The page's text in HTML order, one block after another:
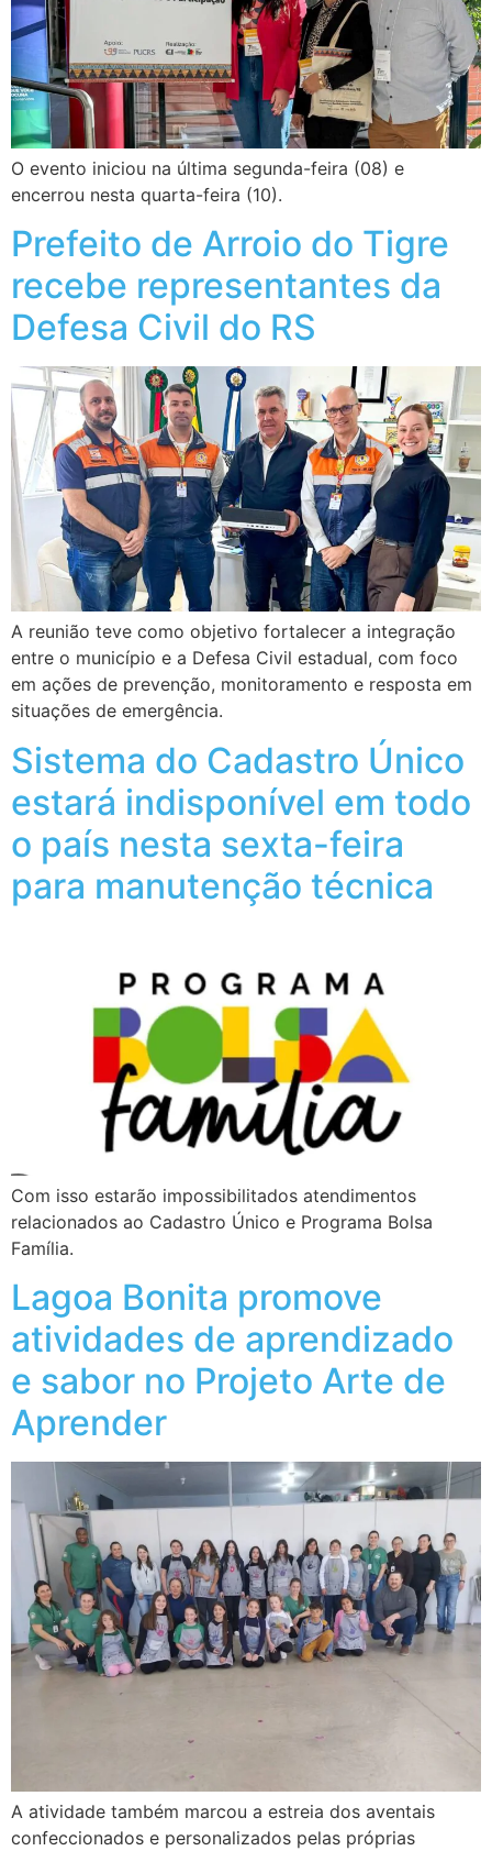
O evento iniciou na última segunda-feira (08) e
encerrou nesta quarta-feira (10).
Prefeito de Arroio do Tigre
recebe representantes da
Defesa Civil do RS
A reunião teve como objetivo fortalecer a integração
entre o município e a Defesa Civil estadual, com foco
em ações de prevenção, monitoramento e resposta em
situações de emergência.
Sistema do Cadastro Único
estará indisponível em todo
o país nesta sexta-feira
para manutenção técnica
Com isso estarão impossibilitados atendimentos
relacionados ao Cadastro Único e Programa Bolsa
Família.
Lagoa Bonita promove
atividades de aprendizado
e sabor no Projeto Arte de
Aprender
A atividade também marcou a estreia dos aventais
confeccionados e personalizados pelas próprias